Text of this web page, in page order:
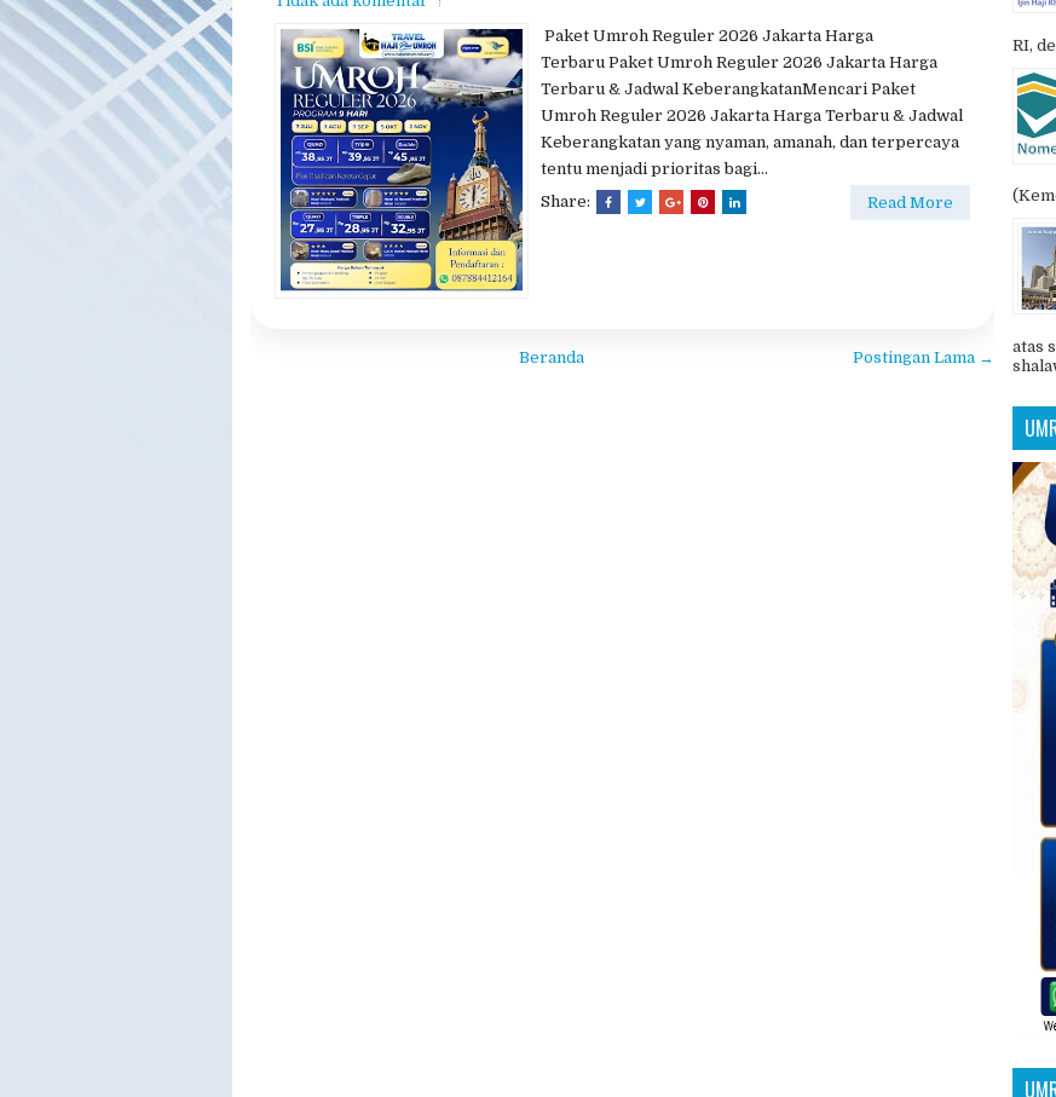
Paket Umroh Reguler 2026 Jakarta Harga
Terbaru Paket Umroh Reguler 2026 Jakarta Harga
Terbaru & Jadwal KeberangkatanMencari Paket
Umroh Reguler 2026 Jakarta Harga Terbaru & Jadwal
Keberangkatan yang nyaman, amanah, dan terpercaya
tentu menjadi prioritas bagi...
Share:
Read More
Postingan Lama →
Beranda
RI,
atas